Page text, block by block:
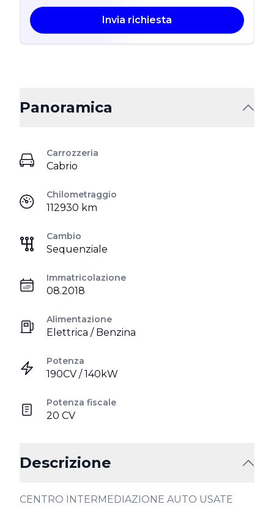
Invia richiesta
Panoramica
Carrozzeria
Cabrio
Chilometraggio
112930 km
Cambio
Sequenziale
Immatricolazione
08.2018
Alimentazione
Elettrica / Benzina
Potenza
190CV / 140kW
Potenza fiscale
20 CV
Descrizione
CENTRO INTERMEDIAZIONE AUTO USATE